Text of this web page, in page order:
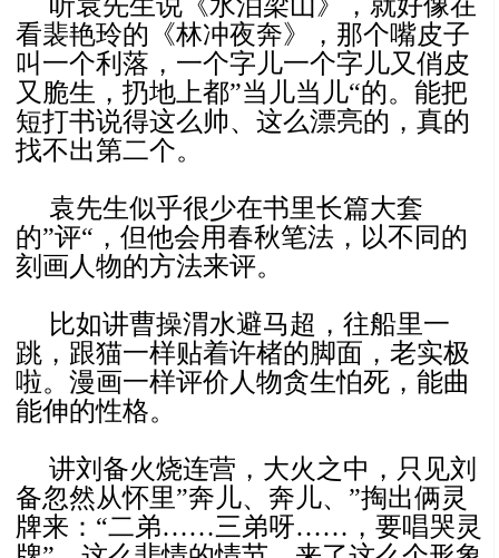
看裴艳玲的《林冲夜奔》，那个嘴皮子
叫一个利落，一个字儿一个字儿又俏皮
又脆生，扔地上都”当儿当儿“的。能把
短打书说得这么帅、这么漂亮的，真的
找不出第二个。
袁先生似乎很少在书里长篇大套
的”评“，但他会用春秋笔法，以不同的
刻画人物的方法来评。
比如讲曹操渭水避马超，往船里一
跳，跟猫一样贴着许楮的脚面，老实极
啦。漫画一样评价人物贪生怕死，能曲
能伸的性格。
讲刘备火烧连营，大火之中，只见刘
备忽然从怀里”奔儿、奔儿、”掏出俩灵
牌来：“二弟……三弟呀……，要唱哭灵